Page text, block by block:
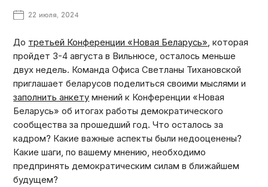
22 июля, 2024
До третьей Конференции «Новая Беларусь», которая
пройдет 3-4 августа в Вильнюсе, осталось меньше
двух недель. Команда Офиса Светланы Тихановской
приглашает беларусов поделиться своими мыслями и
заполнить анкету мнений к Конференции «Новая
Беларусь» об итогах работы демократического
сообщества за прошедший год. Что осталось за
кадром? Какие важные аспекты были недооценены?
Какие шаги, по вашему мнению, необходимо
предпринять демократическим силам в ближайшем
будущем?